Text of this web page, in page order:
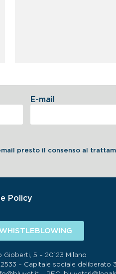
presto il consenso al
E-mail
Policy
Gioberti, 5 – 20123 Milano
– Capitale sociale deliberato